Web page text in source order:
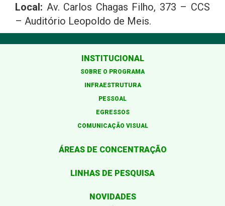
Local: Av. Carlos Chagas Filho, 373 – CCS
– Auditório Leopoldo de Meis.
INSTITUCIONAL
SOBRE O PROGRAMA
INFRAESTRUTURA
PESSOAL
EGRESSOS
COMUNICAÇÃO VISUAL
ÁREAS DE CONCENTRAÇÃO
LINHAS DE PESQUISA
NOVIDADES